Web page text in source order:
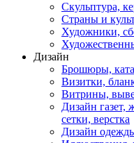
Скульптура,
Страны и
Художники,
Дизайн
Брошюры,
Визитки,
Витрины,
Дизайн газет,
сетки, верстка
Дизайн